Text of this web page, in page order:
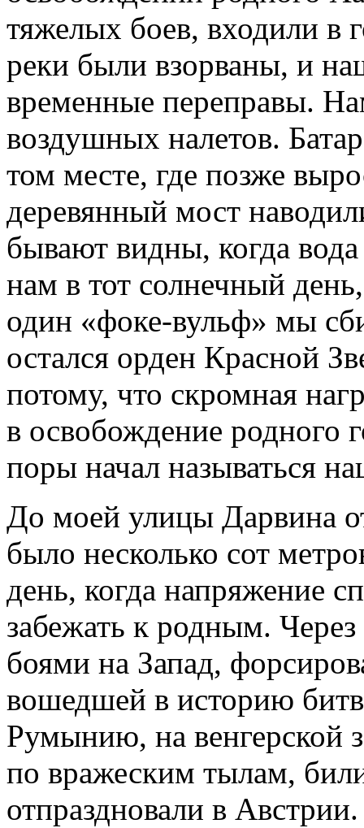
тяжелых боев, входили в
реки были взорваны, и
временные переправы.
воздушных налетов.
том месте, где позже
деревянный мост
бывают видны, когда
нам в тот солнечный
один «фоке-вульф» мы
остался орден Красной
потому, что скромная
в освобождение родного
поры начал называться
До моей улицы Дарвина
было несколько сот
день, когда напряжение
забежать к родным.
боями на Запад,
вошедшей в историю
Румынию, на венгерской
по вражеским тылам,
отпраздновали в